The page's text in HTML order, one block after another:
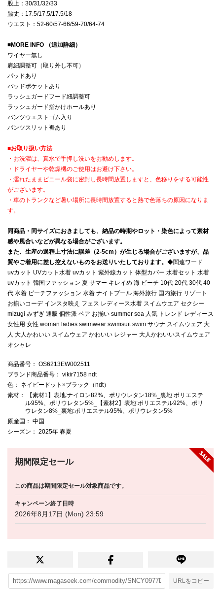
股上：30/31/32/33
脇丈：17.5/17.5/17.5/18
ウエスト：52-60/57-66/59-70/64-74
■MORE INFO （追加詳細）
ワイヤー無し
肩紐調整可（取り外し不可）
パッドあり
パッドポケットあり
ラッシュガードフード紐調整可
ラッシュガード指かけホールあり
パンツウエストゴム入り
パンツスリット裾あり
■お取り扱い方法
・お洗濯は、真水で手押し洗いをお勧めします。
・ドライヤーや乾燥機のご使用はお避け下さい。
・濡れたままビニール袋に密封し長時間放置しますと、色移りをする可能性
がございます。
・車のトランクなど暑い場所に長時間放置すると熱で色落ちの原因になりま
す。
同商品・同サイズにおきましても、納品の時期やロット・染色によって素材
感や風合いなどが異なる場合がございます。
また、生産の過程上寸法に誤差（2-5cm）が生じる場合がございますが、品
質やご着用に差し控えないものをお送りいたしております。 ◆関連ワード
uvカット UVカット水着 uvカット 紫外線カット 体型カバー 水着セット 水着
uvカット 韓国ファッション 夏 サマー キレイめ 海 ビーチ 10代 20代 30代 40
代 水着 ビーチファッション 水着 ナイトプール 海外旅行 国内旅行 リゾート
お揃いコーデ インスタ映え フェス レディース水着 スイムウエア セクシー
mizugi みずぎ 通販 個性派 ペア お揃い summer sea 人気 トレンド レディース
女性用 女性 woman ladies swimwear swimsuit swim サウナ スイムウェア 大
人 大人かわいい スイムウェア かわいい レジャー 大人かわいいスイムウェア
オシャレ
商品番号 ： OS6213EW002511
ブランド商品番号 ： vikir7158 ndt
色 ： ネイビードット×ブラック（ndt）
素材 ： 【素材1】表地:ナイロン82%、ポリウレタン18%_裏地:ポリエステ
ル95%、ポリウレタン5%_【素材2】表地:ポリエステル92%、ポリ
ウレタン8%_裏地:ポリエステル95%、ポリウレタン5%
原産国 ： 中国
シーズン ： 2025年 春夏
期間限定セール
この商品は期間限定セール対象商品です。
キャンペーン終了日時
2026年8月17日 (Mon) 23:59
URLをコピー